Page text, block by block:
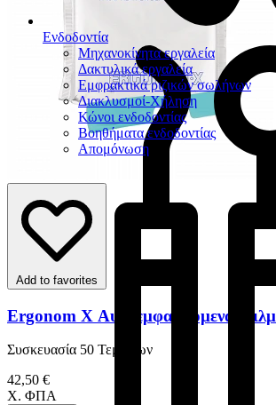
Ενδοδοντία
Μηχανοκίνητα εργαλεία
Δακτυλικά εργαλεία
Εμφρακτικά ριζικών σωλήνων
Διακλυσμοί-Χήληση
Κώνοι ενδοδοντίας
Βοηθήματα ενδοδοντίας
Απομόνωση
Add to favorites
Ergonom X Αυτοεμφανιζόμενα Φιλμ
Συσκευασία 50 Τεμαχίων
42,50 €
Χ. ΦΠΑ